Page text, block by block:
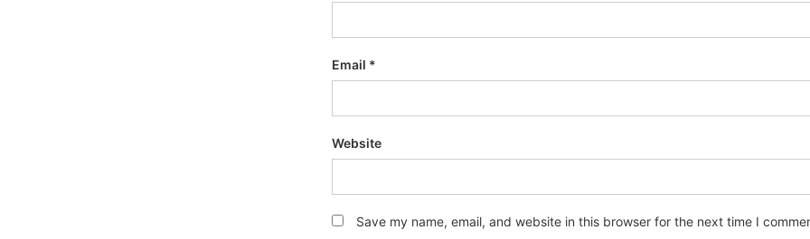
Email *
Website
Save my name, email, and website in this browser for the next time I